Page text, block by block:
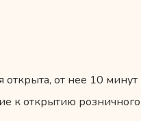
от нее 10
к открытию